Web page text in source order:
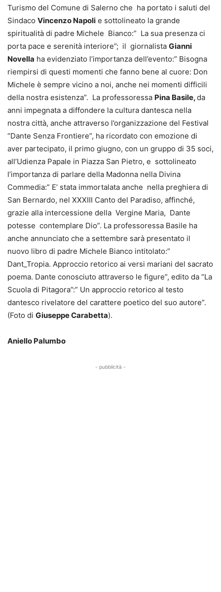
Turismo del Comune di Salerno che ha portato i saluti del
Sindaco Vincenzo Napoli e sottolineato la grande
spiritualità di padre Michele Bianco:” La sua presenza ci
porta pace e serenità interiore”; il giornalista Gianni
Novella ha evidenziato l’importanza dell’evento:” Bisogna
riempirsi di questi momenti che fanno bene al cuore: Don
Michele è sempre vicino a noi, anche nei momenti difficili
della nostra esistenza”. La professoressa Pina Basile,da
anni impegnata a diffondere la cultura dantesca nella
nostra città, anche attraverso l’organizzazione del Festival
“Dante Senza Frontiere”, ha ricordato con emozione di
aver partecipato, il primo giugno, con un gruppo di 35 soci,
all’Udienza Papale in Piazza San Pietro, e sottolineato
l’importanza di parlare della Madonna nella Divina
Commedia:” E’ stata immortalata anche nella preghiera di
San Bernardo, nel XXXIII Canto del Paradiso, affinché,
grazie alla intercessione della Vergine Maria, Dante
potesse contemplare Dio”. La professoressa Basile ha
anche annunciato che a settembre sarà presentato il
nuovo libro di padre Michele Bianco intitolato:”
Dant_Tropia. Approccio retorico ai versi mariani del sacrato
poema. Dante conosciuto attraverso le figure”, edito da “La
Scuola di Pitagora”:” Un approccio retorico al testo
dantesco rivelatore del carattere poetico del suo autore”.
(Foto di Giuseppe Carabetta).
Aniello Palumbo
- pubblicità -